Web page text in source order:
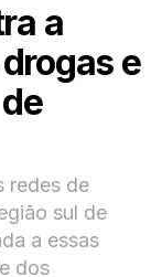
a
e
redes de
sul de
a essas
dos